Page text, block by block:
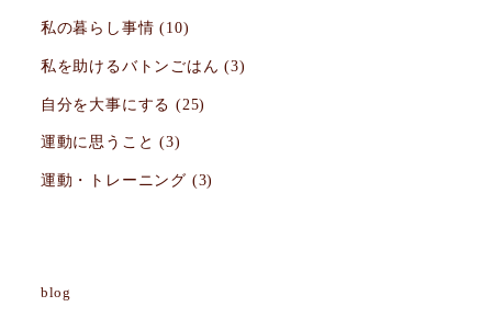
私の暮らし事情 (10)
私を助けるバトンごはん (3)
自分を大事にする (25)
運動に思うこと (3)
運動・トレーニング (3)
blog